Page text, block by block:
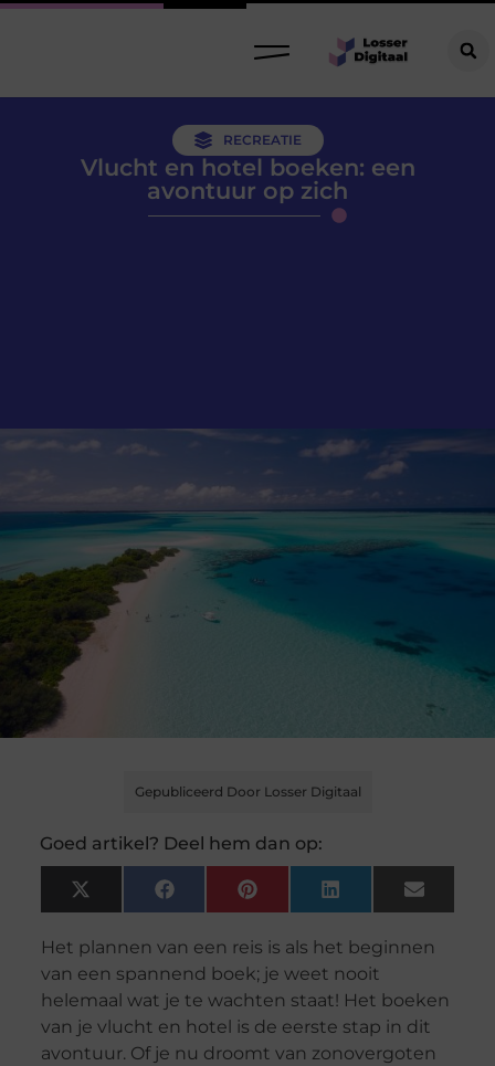
RECREATIE
Vlucht en hotel boeken: een
avontuur op zich
Gepubliceerd Door Losser Digitaal
Goed artikel? Deel hem dan op:
X
(Twitter)
FacebookPinterest LinkedIn Email
Het plannen van een reis is als het beginnen
van een spannend boek; je weet nooit
helemaal wat je te wachten staat! Het boeken
van je vlucht en hotel is de eerste stap in dit
avontuur. Of je nu droomt van zonovergoten